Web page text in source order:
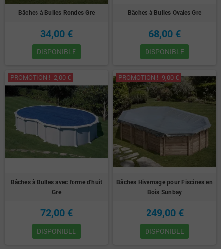
Bâches à Bulles Rondes Gre
34,00 €
DISPONIBLE
Bâches à Bulles Ovales Gre
68,00 €
DISPONIBLE
PROMOTION ! -2,00 €
Bâches à Bulles avec forme d'huit
Gre
72,00 €
DISPONIBLE
PROMOTION ! -9,00 €
Bâches Hivernage pour Piscines en
Bois Sunbay
249,00 €
DISPONIBLE